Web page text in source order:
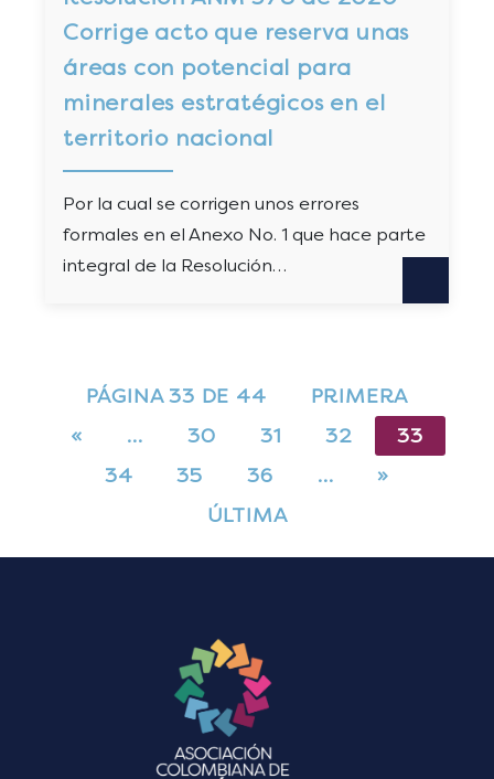
Corrige acto que reserva unas
áreas con potencial para
minerales estratégicos en el
territorio nacional
Por la cual se corrigen unos errores
formales en el Anexo No. 1 que hace parte
integral de la Resolución…
PÁGINA 33 DE 44
PRIMERA
«
… 30 31 32
33
34
35 36 …
»
ÚLTIMA